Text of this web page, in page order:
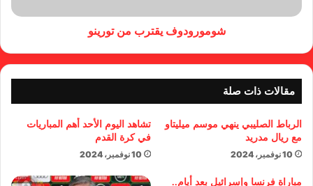
شومورودوف يقترب من تورينو
مقالات ذات صلة
الرباط الصليبي ينهي موسم ميليتاو
مع ريال مدريد
10 نوفمبر، 2024
تشاهد اليوم الأحد أهم المباريات
في كرة القدم
10 نوفمبر، 2024
مباراة فرنسا وإسرائيل بعد أيام..